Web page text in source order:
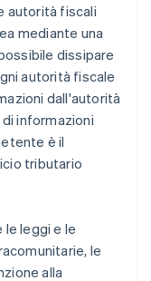
autorità fiscali
mediante una
dissipare
autorità fiscale
dall'autorità
informazioni
è il
tributario
leggi e le
le
alla